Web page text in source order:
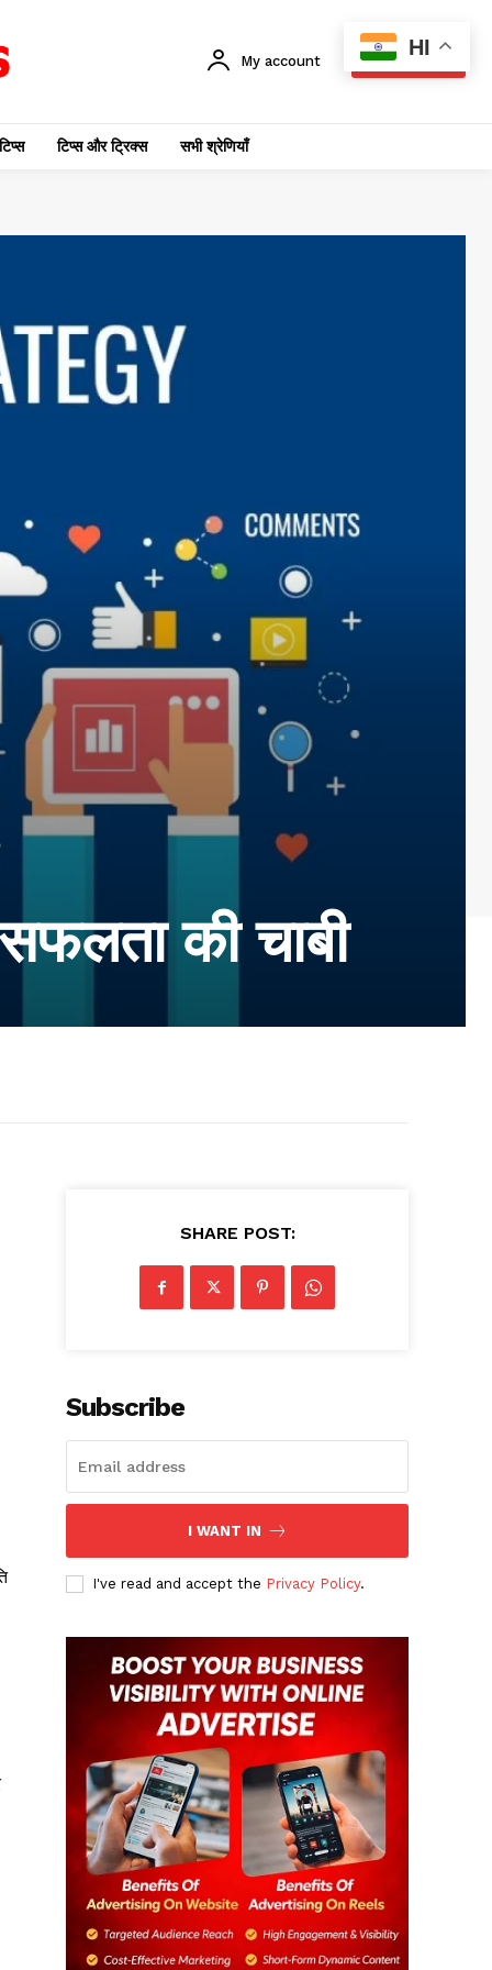
My account SUBSCRIBE
टिप्स और ट्रिक्स सभी श्रेणियाँ
की चाबी
SHARE POST:
Subscribe
I WANT IN
I've read and accept the Privacy Policy.
HI